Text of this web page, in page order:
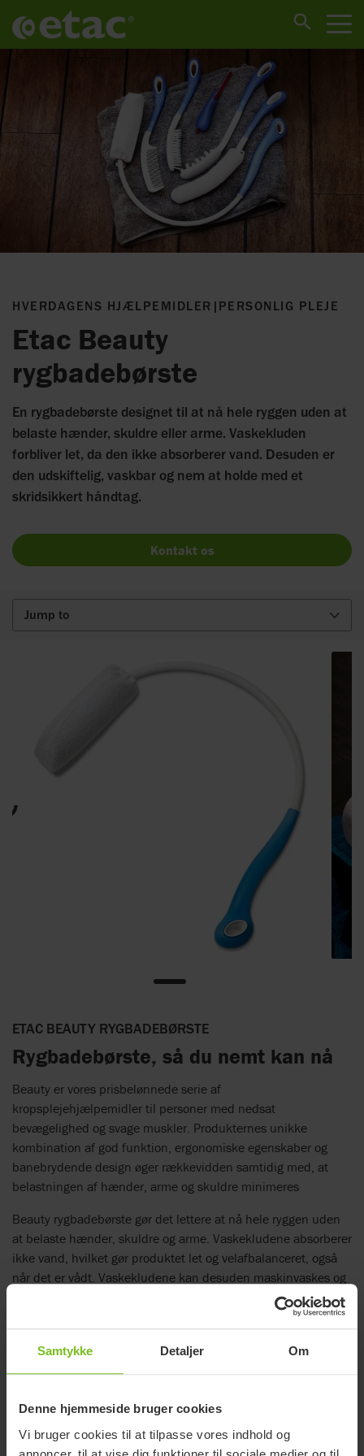
Samtykke Detaljer Om
Denne hjemmeside bruger cookies
Vi bruger cookies til at tilpasse vores indhold og
HVERDAGENS HJÆLPEMIDLER | PERSONLIG PLEJE
Etac Beauty
rygbadebørste
En rygbadebørste designet til at nå hele ryggen uden at
belaste hænder, skuldre eller arme. Vaskekluden
forbliver let, da den ikke absorberer vand. Desuden er
den udskiftelig, vaskbar og nem at holde med et
skridsikkert håndtag.
Kontakt os
Jump to
ETAC BEAUTY RYGBADEBØRSTE
Rygbadebørste, så du nemt kan nå
Beauty er vores prisbelønnede serie af
kropsplejehjælpemidler til personer med nedsat
bevægelighed og svage muskler. Produkternes unikke
kombination af god funktion, ergonomiske egenskaber og
banebrydende design øger rækkevidden samtidig med, at
belastningen af hænder, arme og skuldre minimeres
Beauty rygbadebørste gør det lettere at nå hele ryggen uden
at belaste hænder, skuldre og arme. Vaskekludene absorberer
ikke vand, hvilket gør produktet let og velafbalanceret, også
når det er vådt. Vaskekludene kan desuden maskinvaskes og
er udskiftelige. Det ovale håndtag har en skridsikker
Læs mere
EC Declaration of conformity